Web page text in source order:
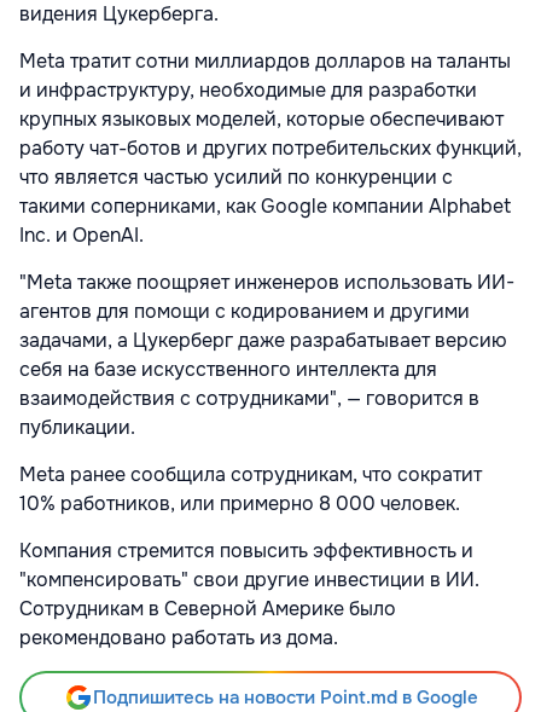
видения Цукерберга.
Meta тратит сотни миллиардов долларов на таланты
и инфраструктуру, необходимые для разработки
крупных языковых моделей, которые обеспечивают
работу чат-ботов и других потребительских функций,
что является частью усилий по конкуренции с
такими соперниками, как Google компании Alphabet
Inc. и OpenAI.
"Meta также поощряет инженеров использовать ИИ-
агентов для помощи с кодированием и другими
задачами, а Цукерберг даже разрабатывает версию
себя на базе искусственного интеллекта для
взаимодействия с сотрудниками", — говорится в
публикации.
Meta ранее сообщила сотрудникам, что сократит
10% работников, или примерно 8 000 человек.
Компания стремится повысить эффективность и
"компенсировать" свои другие инвестиции в ИИ.
Сотрудникам в Северной Америке было
рекомендовано работать из дома.
Подпишитесь на новости Point.md в Google